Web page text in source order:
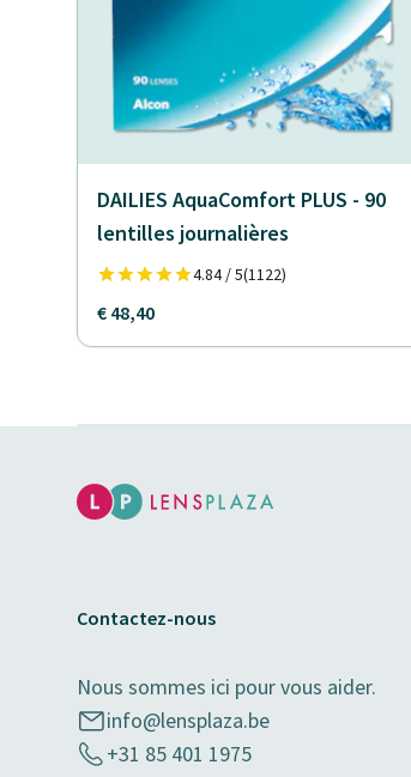
DAILIES AquaComfort PLUS - 90
lentilles journalières
4.84 / 5(1122)
€ 48,40
Contactez-nous
Nous sommes ici pour vous aider.
info@lensplaza.be
+31 85 401 1975